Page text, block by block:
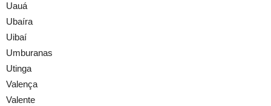
Uauá
Ubaíra
Uibaí
Umburanas
Utinga
Valença
Valente